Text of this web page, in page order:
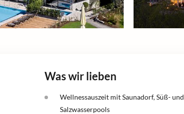
Was wir lieben
Wellnessauszeit mit Saunadorf, Süß- und
Salzwasserpools